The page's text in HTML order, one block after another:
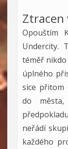
Ztracen
Opouštím
Undercity.
téměř
úplného
sice přitom
do
neřádí
každého